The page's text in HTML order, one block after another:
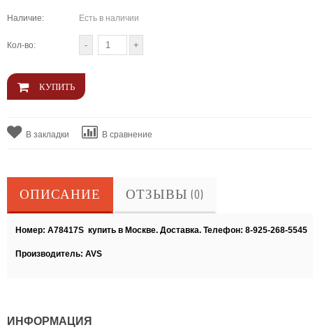
Наличие: Есть в наличии
Кол-во:
В закладки В сравнение
ОПИСАНИЕ ОТЗЫВЫ (0)
Номер: A78417S купить в Москве. Доставка. Телефон: 8-925-268-5545
Производитель: AVS
ИНФОРМАЦИЯ